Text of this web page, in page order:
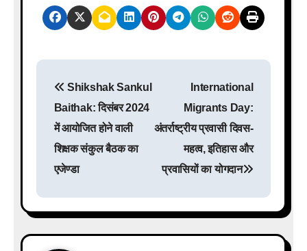
a
v
Shikshak Sankul
Baithak: दिसंबर 2024
में आयोजित होने वाली
शिक्षक संकुल बैठक का
एजेण्डा
International
Migrants Day:
अंतर्राष्ट्रीय प्रवासी दिवस-
महत्व, इतिहास और
प्रवासियों का योगदान